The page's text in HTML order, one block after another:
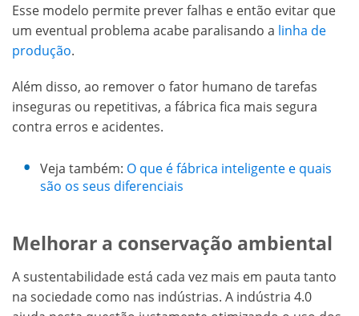
Esse modelo permite prever falhas e então evitar que
um eventual problema acabe paralisando a linha de
produção.
Além disso, ao remover o fator humano de tarefas
inseguras ou repetitivas, a fábrica fica mais segura
contra erros e acidentes.
Veja também: O que é fábrica inteligente e quais
são os seus diferenciais
Melhorar a conservação ambiental
A sustentabilidade está cada vez mais em pauta tanto
na sociedade como nas indústrias. A indústria 4.0